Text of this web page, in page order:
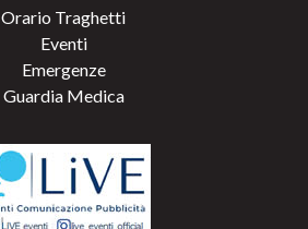
Orario Traghetti
Eventi
Emergenze
Guardia Medica